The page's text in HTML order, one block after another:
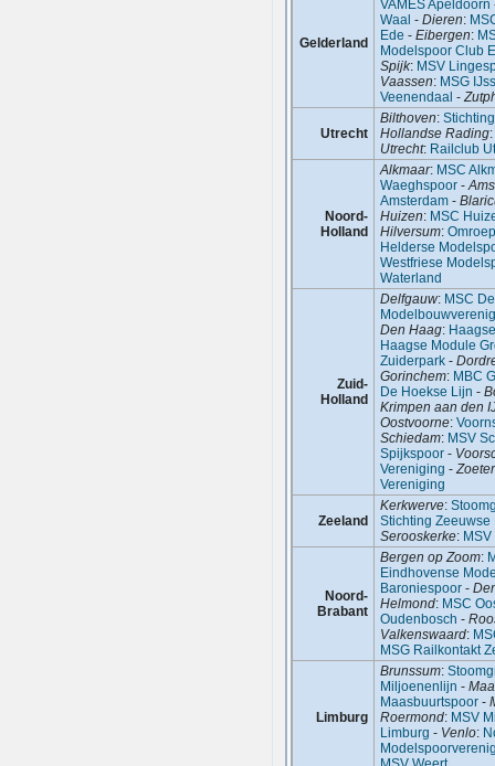
Gelderland
VAMES Apeldoorn
Waal -Dieren:
Ede -Eibergen:
Modelspoor Club
Spijk: MSV
Vaassen: MSG
Veenendaal -
Utrecht
Bilthoven:
Hollandse Rading
Utrecht: Railclub
Noord-
Holland
Alkmaar: MSC
Waeghspoor -
Amsterdam -
Huizen: MSC
Hilversum:
Helderse
Westfriese
Waterland
Zuid-
Holland
Delfgauw: MSC
Den Haag:
Haagse Module
Zuiderpark -
Gorinchem: MBC
De Hoekse Lijn -
Krimpen aan den
Oostvoorne:
Schiedam: MSV
Spijkspoor -
Vereniging -
Vereniging
Zeeland
Kerkwerve:
Stichting
Serooskerke:
Noord-
Brabant
Bergen op Zoom:
Eindhovense
Baroniespoor -
Helmond: MSC
Oudenbosch -
Valkenswaard:
MSG Railkontakt
Limburg
Brunssum:
Miljoenenlijn -
Maasbuurtspoor -
Roermond: MSV
Limburg - Venlo: